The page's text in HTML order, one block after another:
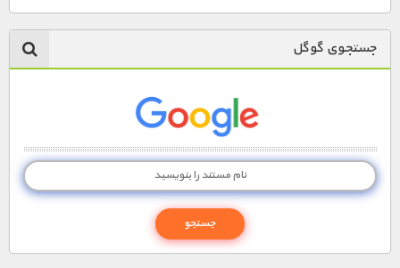
جستجوی گوگل